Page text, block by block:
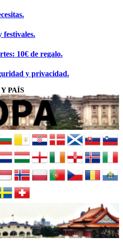
festivales.
10€ de regalo.
y privacidad.
PAÍS